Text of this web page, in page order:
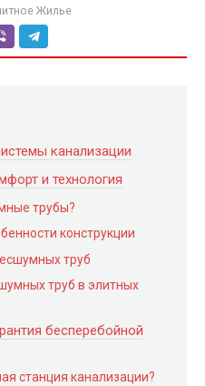
Жилье
канализации
и технология
трубы?
конструкции
труб
труб в элитных
бесперебойной
станция канализации?